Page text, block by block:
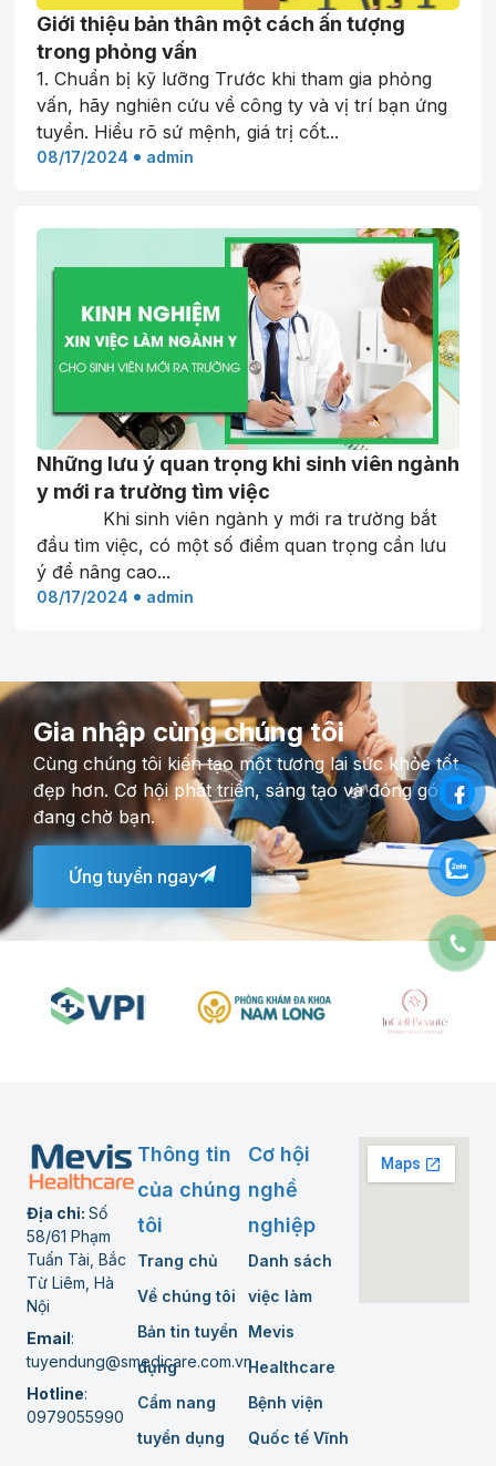
Giới thiệu bản thân một cách ấn tượng
trong phỏng vấn
1. Chuẩn bị kỹ lưỡng Trước khi tham gia phỏng
vấn, hãy nghiên cứu về công ty và vị trí bạn ứng
tuyển. Hiểu rõ sứ mệnh, giá trị cốt...
08/17/2024 admin
Những lưu ý quan trọng khi sinh viên ngành
y mới ra trường tìm việc
Khi sinh viên ngành y mới ra trường bắt
đầu tìm việc, có một số điểm quan trọng cần lưu
ý để nâng cao...
08/17/2024 admin
Gia nhập cùng chúng tôi
Cùng chúng tôi kiến tạo một tương lai sức khỏe tốt
đẹp hơn. Cơ hội phát triển, sáng tạo và đóng góp
đang chờ bạn.
Ứng tuyển ngay
Địa chỉ: Số
58/61 Phạm
Tuấn Tài, Bắc
Từ Liêm, Hà
Nội
Email:
tuyendung@smedicare.com.vn
Hotline:
0979055990
Thông tin
của chúng
tôi
Trang chủ
Về chúng tôi
Bản tin tuyển
dụng
Cẩm nang
tuyển dụng
Cơ hội
nghề
nghiệp
Danh sách
việc làm
Mevis
Healthcare
Bệnh viện
Quốc tế Vĩnh